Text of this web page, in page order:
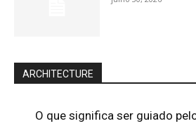
ARCHITECTURE
O que significa ser guiado